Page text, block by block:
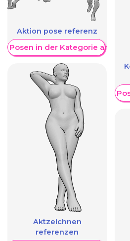
Aktion pose referenz
Posen in der Kategorie
Aktzeichnen
referenzen
Weitere